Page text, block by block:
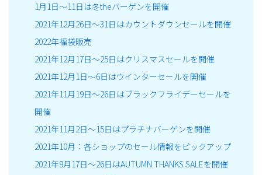
1月1日～11日は冬theバーゲンを開催
2021年12月26日～31日はカウントダウンセールを開催
2022年福袋販売
2021年12月17日～25日はクリスマスセールを開催
2021年12月1日～6日はウインターセールを開催
2021年11月19日～26日はブラックフライデーセールを
開催
2021年11月2日～15日はプラチナバーゲンを開催
2021年10月：各ショップのセール情報をピックアップ
2021年9月17日～26日はAUTUMN THANKS SALEを開催